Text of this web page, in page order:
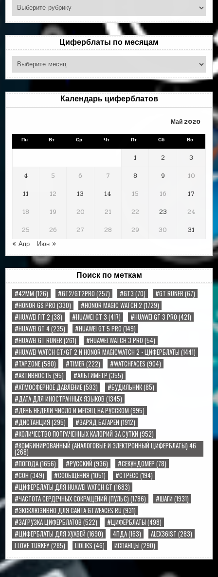
Поиск
по
рубрикам
Циферблаты по месяцам
Циферблаты
по
месяцам
Календарь циферблатов
Май 2020
Пн Вт Ср Чт Пт Сб Вс
1 2
3
4
5 6 7 8 9
10
11
12 13 14 15 16
17
18
19 20 21 22 23
24
25
26 27 28 29 30
31
« Апр
Июн »
Поиск по меткам
#42MM (126) #GT2/GT2PRO (257) #GT3 (70) #GT RUNER(67)
#HONOR GS PRO (330) #HONOR MAGIC WATCH 2 (1729)
#HUAWEI FIT 2 (38) #HUAWEI GT 3 (417) #HUAWEI GT 3 PRO (421)
#HUAWEI GT 4(235) #HUAWEI GT 5 PRO (149)
#HUAWEI GT RUNER(261) #HUAWEI WATCH 3 PRO (54)
#HUAWEI WATCH GT/GT 2 И HONOR MAGICWATCH 2 - ЦИФЕРБЛАТЫ (1441)
#TAPZONE(580) #TIMER(222) #WATCHFACES (904)
#АКТИВНОСТЬ (95) #АЛЬТИМЕТР (355)
#АТМОСФЕРНОЕ ДАВЛЕНИЕ(593) #БУДИЛЬНИК(85)
#ДАТА ДЛЯ ИНОСТРАННЫХ ЯЗЫКОВ (1345)
#ДЕНЬ НЕДЕЛИ ЧИСЛО И МЕСЯЦ НА РУССКОМ (995)
#ДИСТАНЦИЯ (295) #ЗАРЯД БАТАРЕИ (1912)
#КОЛИЧЕСТВО ПОТРАЧЕННЫХ КАЛОРИЙ ЗА СУТКИ (952)
#КОМБИНИРОВАННЫЙ (АНАЛОГОВЫЕ И ЭЛЕКТРОННЫЙ ЦИФЕРБЛАТЫ) 46
(268)
#ПОГОДА(1656) #РУССКИЙ (936) #СЕКУНДОМЕР (78)
#СОН (349) #СООБЩЕНИЯ (1051) #СТРЕСС (194)
#ЦИФЕРБЛАТЫ ДЛЯ HUAWEI WATCH GT (1683)
#ЧАСТОТА СЕРДЕЧНЫХ СОКРАЩЕНИЙ (ПУЛЬС) (1786) #ШАГИ (1931)
#ЭКСКЛЮЗИВНО ДЛЯ САЙТА GTWFACES.RU (931)
#ЗАГРУЗКА ЦИФЕРБЛАТОВ (522) #ЦИФЕРБЛАТЫ (498)
#ЦИФЕРБЛАТЫ ДЛЯ ХУАВЕЙ (1690) 4ПДА(163) ALEX36IST (283)
I LOVE TURKEY(285) LIOLIKS (46) ИСПАНЦЫ (290)